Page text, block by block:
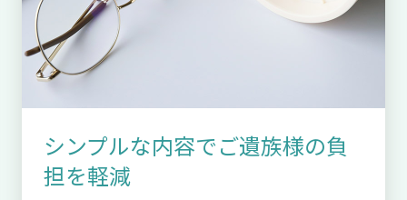
シンプルな内容でご遺族様の負
担を軽減